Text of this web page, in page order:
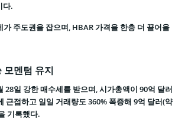
다.
주도권을 잡으며, HBAR 가격을 한층 더 끌어올
모멘텀 유지
28일 강한 매수세를 받으며, 시가총액이 90억 달러
근접하고 일일 거래량도 360% 폭증해 9억 달러(약
기록했다.